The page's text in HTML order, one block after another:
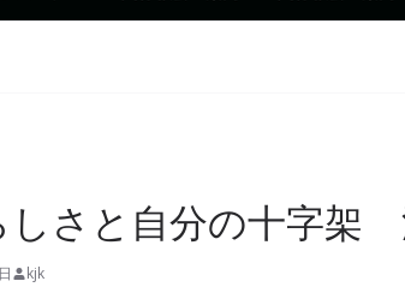
しさと自分の十字架
kjk